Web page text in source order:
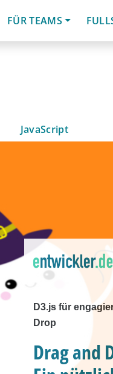
FÜR TEAMS
JavaScript
D3.js für
Drop
Drag and